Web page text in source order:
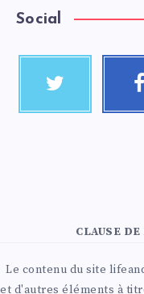
Social
CLAUSE
Le contenu du site
et d'autres éléments à